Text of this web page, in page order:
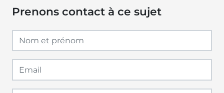
Prenons contact à ce sujet